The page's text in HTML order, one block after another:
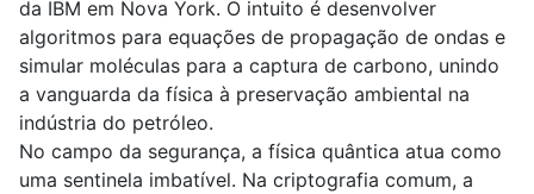
da IBM em Nova York. O intuito é desenvolver
algoritmos para equações de propagação de ondas e
simular moléculas para a captura de carbono, unindo
a vanguarda da física à preservação ambiental na
indústria do petróleo.
No campo da segurança, a física quântica atua como
uma sentinela imbatível. Na criptografia comum, a